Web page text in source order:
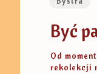
Być
Od
rekolekcji